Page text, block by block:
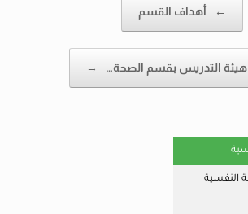
← أهداف القسم
هيئة التدريس بقسم الصحة… →
النفسية